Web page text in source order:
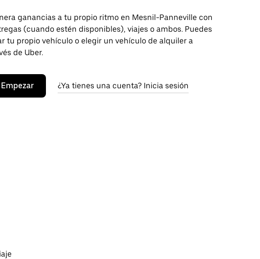
ganancias a tu propio ritmo en Mesnil-Panneville con
(cuando estén disponibles), viajes o ambos. Puedes
tu propio vehículo o elegir un vehículo de alquiler a
de Uber.
Empezar ¿Ya tienes una cuenta? Inicia sesión